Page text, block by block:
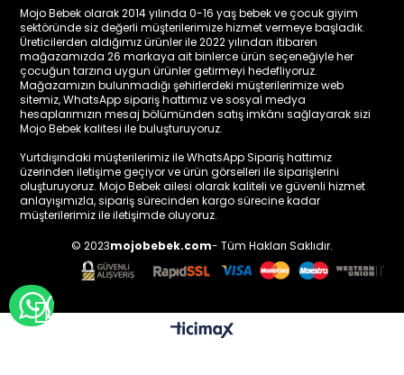
Mojo Bebek olarak 2014 yılında 0-16 yaş bebek ve çocuk giyim
sektöründe siz değerli müşterilerimize hizmet vermeye başladık.
Üreticilerden aldığımız ürünler ile 2022 yılından itibaren
mağazamızda 26 markaya ait binlerce ürün seçeneğiyle her
çocuğun tarzına uygun ürünler getirmeyi hedefliyoruz.
Mağazamızın bulunmadığı şehirlerdeki müşterilerimize web
sitemiz, WhatsApp sipariş hattımız ve sosyal medya
hesaplarımızın mesaj bölümünden satış imkânı sağlayarak sizi
Mojo Bebek kalitesi ile buluşturuyoruz.
Yurtdışındaki müşterilerimiz ile WhatsApp Sipariş hattımız
üzerinden iletişime geçiyor ve ürün görselleri ile siparişlerini
oluşturuyoruz. Mojo Bebek ailesi olarak kaliteli ve güvenli hizmet
anlayışımızla, sipariş sürecinden kargo sürecine kadar
müşterilerimiz ile iletişimde oluyoruz.
© 2023mojobebek.com- Tüm Hakları Saklıdır.